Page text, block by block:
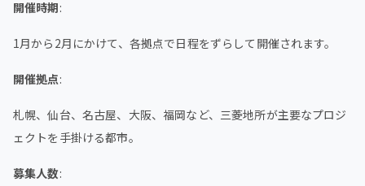
開催時期:
1月から2月にかけて、各拠点で日程をずらして開催されます。
開催拠点:
札幌、仙台、名古屋、大阪、福岡など、三菱地所が主要なプロジ
ェクトを手掛ける都市。
募集人数: